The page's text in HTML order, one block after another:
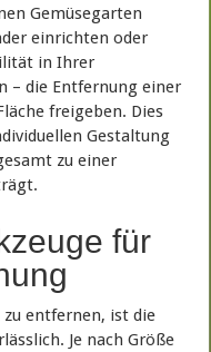
Gemüsegarten
einrichten oder
in Ihrer
– die Entfernung einer
freigeben. Dies
Gestaltung
zu einer
für
entfernen, ist die
Je nach Größe